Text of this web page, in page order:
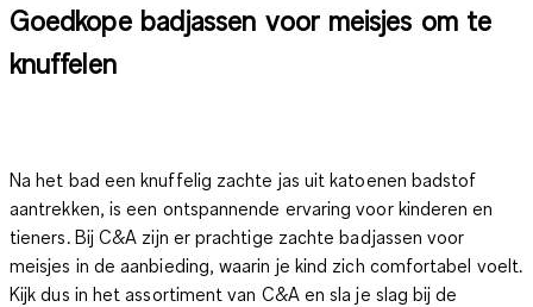
Goedkope badjassen voor meisjes om te
knuffelen
Na het bad een knuffelig zachte jas uit katoenen badstof
aantrekken, is een ontspannende ervaring voor kinderen en
tieners. Bij C&A zijn er prachtige zachte badjassen voor
meisjes in de aanbieding, waarin je kind zich comfortabel voelt.
Kijk dus in het assortiment van C&A en sla je slag bij de